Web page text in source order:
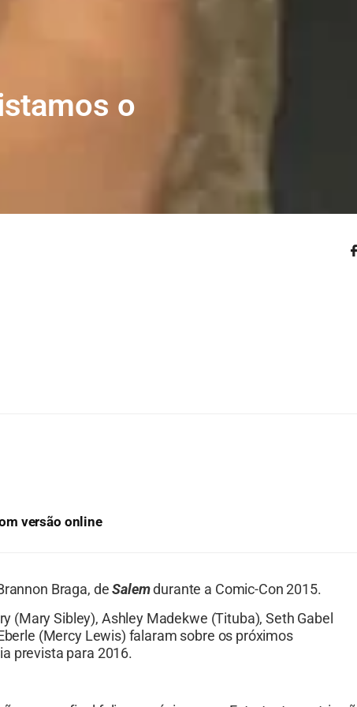
o
versão online
Braga, deSalemdurante a Comic-Con 2015.
(Mary Sibley), Ashley Madekwe (Tituba), Seth Gabel
(Mercy Lewis) falaram sobre os próximos
prevista para 2016.